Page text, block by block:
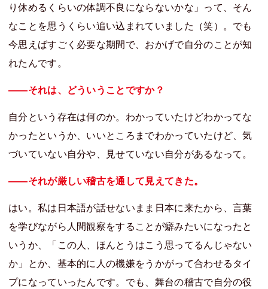
り休めるくらいの体調不良にならないかな」って、そん
なことを思うくらい追い込まれていました（笑）。でも
今思えばすごく必要な期間で、おかげで自分のことが知
れたんです。
――それは、どういうことですか？
自分という存在は何のか。わかっていたけどわかってな
かったというか、いいところまでわかっていたけど、気
づいていない自分や、見せていない自分があるなって。
――それが厳しい稽古を通して見えてきた。
はい。私は日本語が話せないまま日本に来たから、言葉
を学びながら人間観察をすることが癖みたいになったと
いうか、「この人、ほんとうはこう思ってるんじゃない
か」とか、基本的に人の機嫌をうかがって合わせるタイ
プになっていったんです。でも、舞台の稽古で自分の役